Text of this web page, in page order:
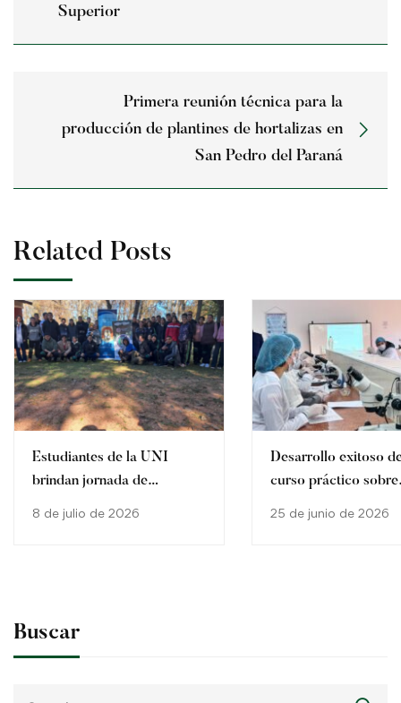
Superior
Primera reunión técnica para la
producción de plantines de hortalizas en
San Pedro del Paraná
Related Posts
Estudiantes de la UNI
brindan jornada de
8 de julio de 2026
Desarrollo exitoso
curso práctico sobre
25 de junio de 2026
Buscar